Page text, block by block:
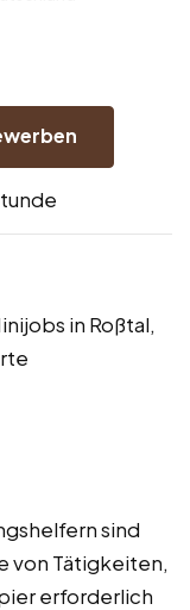
in Roßtal,
sind
von Tätigkeiten,
erforderlich